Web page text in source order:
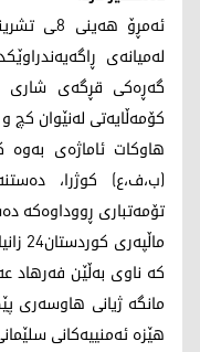
لەمیانەی
گەڕەکی قڕگەی شاری
کۆمەڵایەتی لەنێوان
هاوکات ئاماژەی
(ب،ف،ع) کوژرا،
تۆمەتباری ڕووداوەکە
مانگە ژیانی هاوسەری
هێزە ئەمنییەکانی